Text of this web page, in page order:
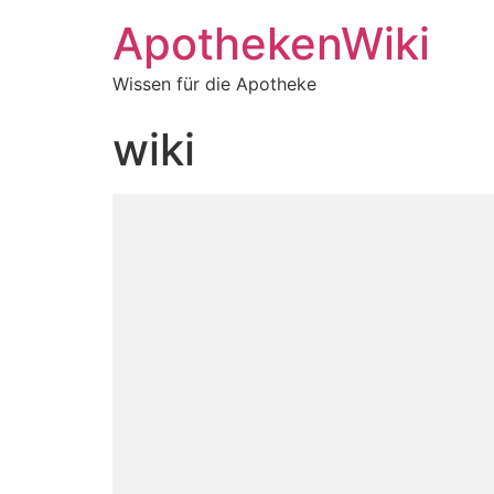
ApothekenWiki
Wissen für die Apotheke
wiki